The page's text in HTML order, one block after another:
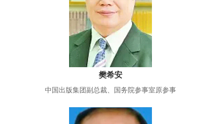
樊希安
中国出版集团副总裁、国务院参事室原参事